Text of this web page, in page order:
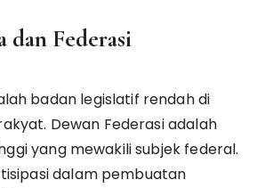
dan Federasi
badan legislatif rendah di
Dewan Federasi adalah
yang mewakili subjek federal.
dalam pembuatan